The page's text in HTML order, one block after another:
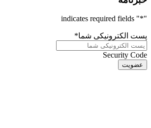
"
*
" indicates required fields
پست الکترونیکی شما*
Security Code